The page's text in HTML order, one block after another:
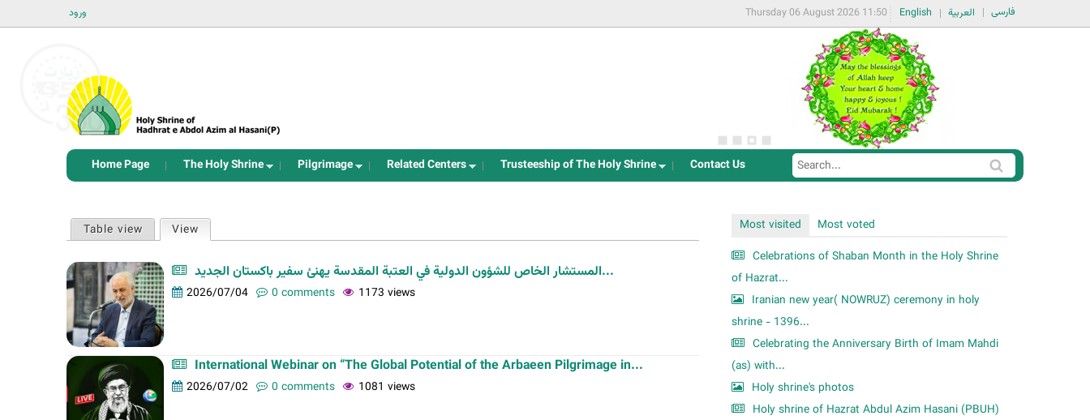
ورود فارسی العربية English
Thursday 06 August 2026 11:50
Home Page The Holy Shrine Pilgrimage Related Centers Trusteeship of The Holy Shrine Contact Us
S
a
c
f
o
r
S
e
r
c
i
m
r
y
t
a
Table view View
المستشار الخاص للشؤون الدولية في العتبة المقدسة يهنئ سفير باكستان الجديد...
2026/07/04 0 comments 1173 views
International Webinar on “The Global Potential of the Arbaeen Pilgrimage in...
2026/07/02 0 comments 1081 views
Most visited
Most voted
Celebrations of Shaban Month in the Holy Shrine
of Hazrat...
Iranian new year( NOWRUZ) ceremony in holy
shrine - 1396...
Celebrating the Anniversary Birth of Imam Mahdi
(as) with...
Holy shrine's photos
Holy shrine of Hazrat Abdul Azim Hasani (PBUH)